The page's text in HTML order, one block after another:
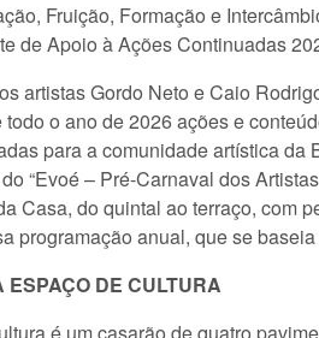
Fruição, Formação e
de Apoio à Ações Continuadas
artistas Gordo Neto e Caio
o ano de 2026 ações e
para a comunidade artística
“Evoé – Pré-Carnaval dos
Casa, do quintal ao terraço, com
programação anual, que se
DE CULTURA